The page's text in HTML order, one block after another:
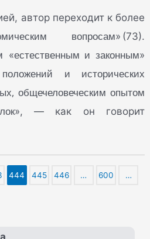
автор переходит к более
вопросам» (73).
«естественным и законным»
и исторических
общечеловеческим опытом
», — как он говорит
444 445 446 … 600 …